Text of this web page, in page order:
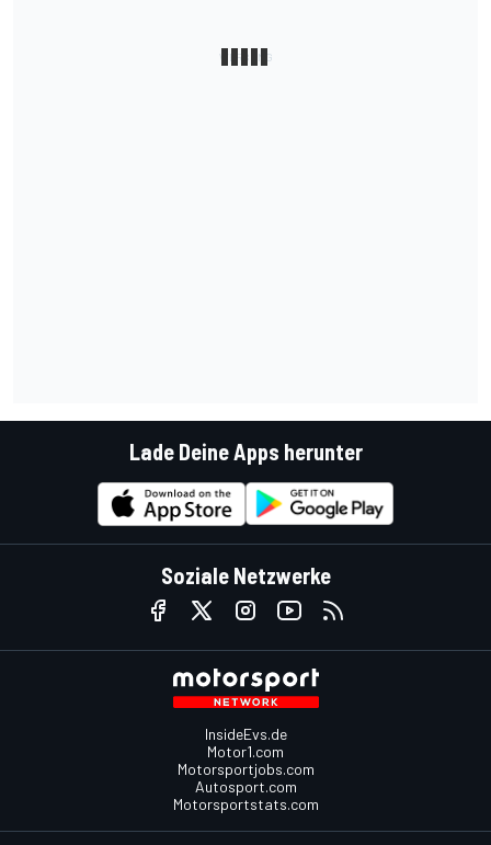
Lade Deine Apps herunter
Soziale Netzwerke
InsideEvs.de
Motor1.com
Motorsportjobs.com
Autosport.com
Motorsportstats.com